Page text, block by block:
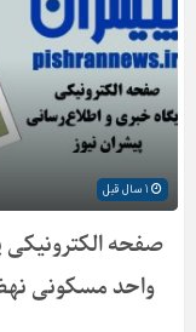
واحد مسکونی